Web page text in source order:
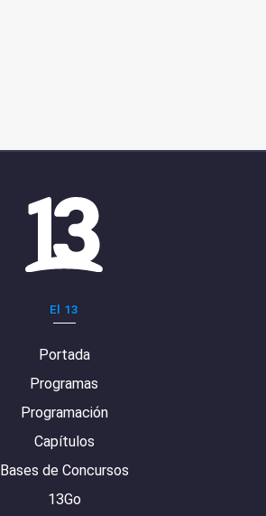
El 13
Portada
Programas
Programación
Capítulos
Bases de Concursos
13Go